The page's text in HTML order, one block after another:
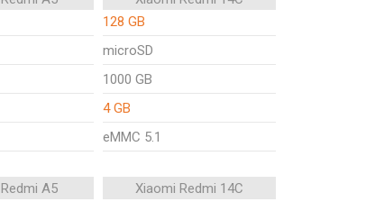
128 GB
microSD
1000 GB
4 GB
eMMC 5.1
A5
Xiaomi Redmi 14C